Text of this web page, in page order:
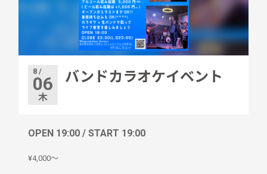
8 /
06
木
バンドカラオケイベント
OPEN 19:00 / START 19:00
¥4,000〜